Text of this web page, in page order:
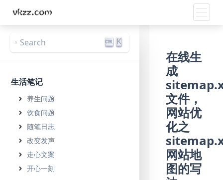
Search K
生活笔记
养生问题
饮食问题
随笔日志
改变发声
走心文案
开心一刻
在线生
成
文件，
网站优
化之
网站地
图的写